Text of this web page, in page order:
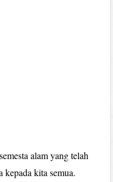
alam yang telah
kepada kita semua.